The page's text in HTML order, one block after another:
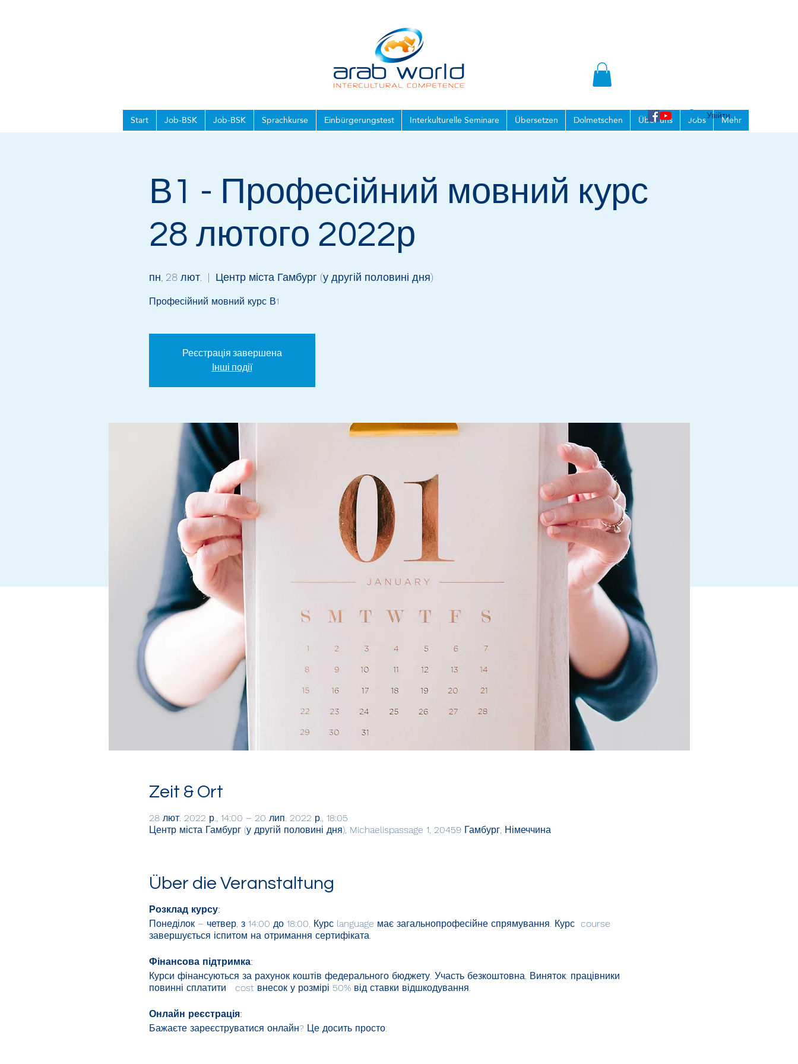
Start Job-BSK Job-BSK Sprachkurse Einbürgerungstest Interkulturelle Seminare Übersetzen Dolmetschen Über uns Jobs Mehr
Увійти
В1 - Професійний мовний курс
28 лютого 2022р
пн, 28 лют.
  |
Центр міста Гамбург (у другій половині дня)
Професійний мовний курс В1
Реєстрація завершена
Інші події
Zeit & Ort
28 лют. 2022 р., 14:00 – 20 лип. 2022 р., 18:05
Центр міста Гамбург (у другій половині дня), Michaelispassage 1, 20459 Гамбург, Німеччина
Über die Veranstaltung
Розклад курсу:
Понеділок – четвер, з 14:00 до 18:00. Курс language має загальнопрофесійне спрямування. Курс course
завершується іспитом на отримання сертифіката.
Фінансова підтримка:
Курси фінансуються за рахунок коштів федерального бюджету. Участь безкоштовна. Виняток: працівники
повинні сплатити cost внесок у розмірі 50% від ставки відшкодування.
Онлайн реєстрація:
Бажаєте зареєструватися онлайн? Це досить просто: